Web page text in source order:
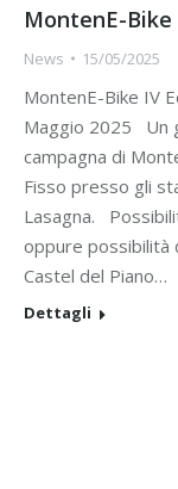
MontenE-Bike
News 15/05/2025
MontenE-Bike IV
Maggio 2025 Un
campagna di
Fisso presso gli
Lasagna.
oppure possibilità
Castel del Piano…
Dettagli